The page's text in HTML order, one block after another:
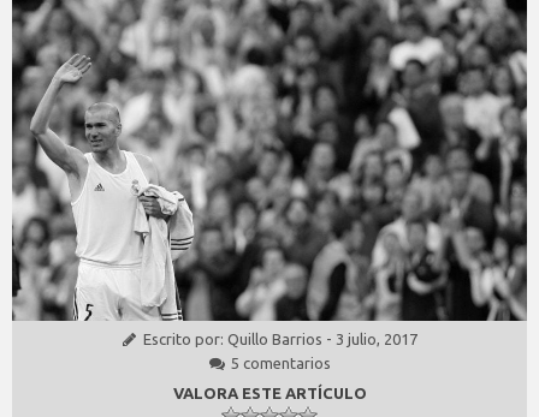
Escrito por: Quillo Barrios - 3 julio, 2017
5 comentarios
VALORA ESTE ARTÍCULO